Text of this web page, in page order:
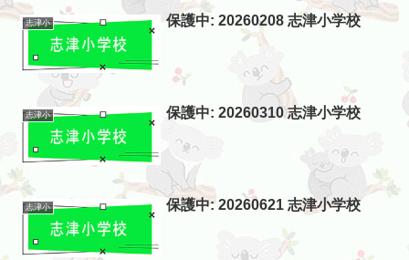
志津小 保護中: 20260208 志津小学校
志津小 保護中: 20260310 志津小学校
志津小 保護中: 20260621 志津小学校